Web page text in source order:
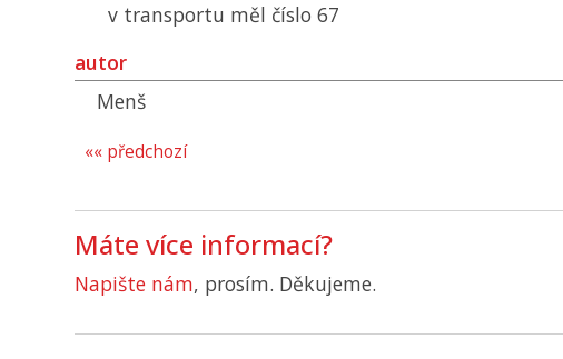
v transportu měl číslo 67
autor
Menš
«« předchozí
Máte více informací?
Napište nám, prosím. Děkujeme.